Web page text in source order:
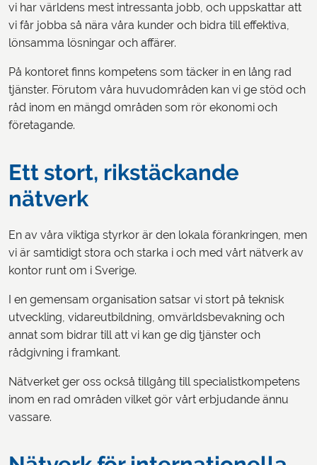
vi har världens mest intressanta jobb, och uppskattar att
vi får jobba så nära våra kunder och bidra till effektiva,
lönsamma lösningar och affärer.
På kontoret finns kompetens som täcker in en lång rad
tjänster. Förutom våra huvudområden kan vi ge stöd och
råd inom en mängd områden som rör ekonomi och
företagande.
Ett stort, rikstäckande
nätverk
En av våra viktiga styrkor är den lokala förankringen, men
vi är samtidigt stora och starka i och med vårt nätverk av
kontor runt om i Sverige.
I en gemensam organisation satsar vi stort på teknisk
utveckling, vidareutbildning, omvärldsbevakning och
annat som bidrar till att vi kan ge dig tjänster och
rådgivning i framkant.
Nätverket ger oss också tillgång till specialistkompetens
inom en rad områden vilket gör vårt erbjudande ännu
vassare.